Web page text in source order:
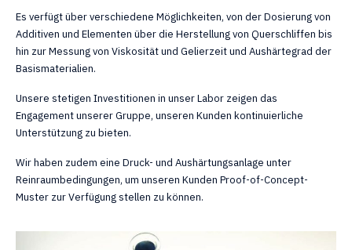
Es verfügt über verschiedene Möglichkeiten, von der Dosierung von
Additiven und Elementen über die Herstellung von Querschliffen bis
hin zur Messung von Viskosität und Gelierzeit und Aushärtegrad der
Basismaterialien.
Unsere stetigen Investitionen in unser Labor zeigen das
Engagement unserer Gruppe, unseren Kunden kontinuierliche
Unterstützung zu bieten.
Wir haben zudem eine Druck- und Aushärtungsanlage unter
Reinraumbedingungen, um unseren Kunden Proof-of-Concept-
Muster zur Verfügung stellen zu können.